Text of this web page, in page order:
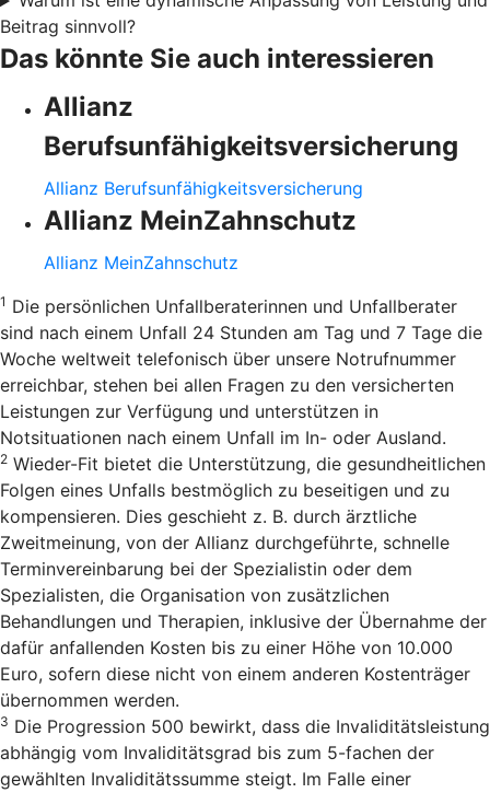
Beitrag sinnvoll?
Das könnte Sie auch interessieren
Allianz
Berufsunfähigkeitsversicherung
Allianz Berufsunfähigkeitsversicherung
Allianz MeinZahnschutz
Allianz MeinZahnschutz
1 Die persönlichen Unfallberaterinnen und Unfallberater
sind nach einem Unfall 24 Stunden am Tag und 7 Tage die
Woche weltweit telefonisch über unsere Notrufnummer
erreichbar, stehen bei allen Fragen zu den versicherten
Leistungen zur Verfügung und unterstützen in
Notsituationen nach einem Unfall im In- oder Ausland.
2 Wieder-Fit bietet die Unterstützung, die gesundheitlichen
Folgen eines Unfalls bestmöglich zu beseitigen und zu
kompensieren. Dies geschieht z. B. durch ärztliche
Zweitmeinung, von der Allianz durchgeführte, schnelle
Terminvereinbarung bei der Spezialistin oder dem
Spezialisten, die Organisation von zusätzlichen
Behandlungen und Therapien, inklusive der Übernahme der
dafür anfallenden Kosten bis zu einer Höhe von 10.000
Euro, sofern diese nicht von einem anderen Kostenträger
übernommen werden.
3 Die Progression 500 bewirkt, dass die Invaliditätsleistung
abhängig vom Invaliditätsgrad bis zum 5-fachen der
gewählten Invaliditätssumme steigt. Im Falle einer